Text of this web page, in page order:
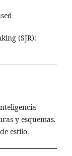
(SJR):
y esquemas.
estilo.